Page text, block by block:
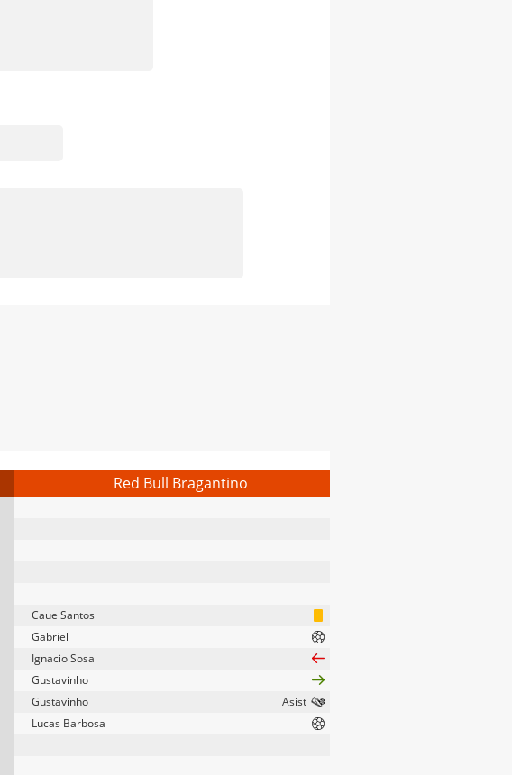
Red Bull Bragantino
Caue Santos
Gabriel
Ignacio Sosa
Gustavinho
Gustavinho
Lucas Barbosa